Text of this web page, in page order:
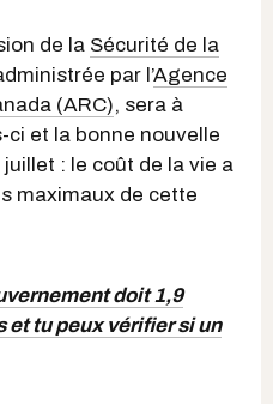
de la Sécurité de la
par l’Agence
(ARC), sera à
ci et la bonne nouvelle
: le coût de la vie a
maximaux de cette
doit 1,9
et tu peux vérifier si un